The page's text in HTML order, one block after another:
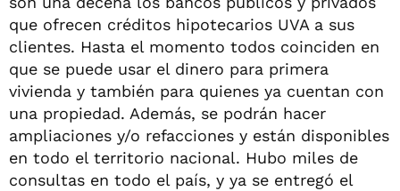
que ofrecen créditos hipotecarios UVA a sus
clientes. Hasta el momento todos coinciden en
que se puede usar el dinero para primera
vivienda y también para quienes ya cuentan con
una propiedad. Además, se podrán hacer
ampliaciones y/o refacciones y están disponibles
en todo el territorio nacional. Hubo miles de
consultas en todo el país, y ya se entregó el